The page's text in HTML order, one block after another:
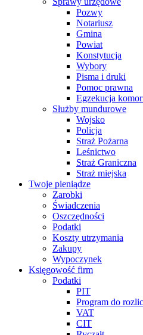
Pozwy
Notariusz
Gmina
Powiat
Konstytucja
Wybory
Pisma i druki
Pomoc prawna
Egzekucja
Służby mundurowe
Wojsko
Policja
Straż Pożarna
Leśnictwo
Straż Graniczna
Straż miejska
Twoje pieniądze
Zarobki
Świadczenia
Oszczędności
Podatki
Koszty utrzymania
Zakupy
Wypoczynek
Księgowość firm
Podatki
PIT
Program do
VAT
CIT